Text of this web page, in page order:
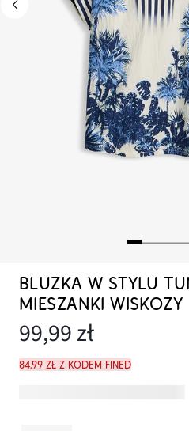
BLUZKA W STYLU
MIESZANKI WISKOZY
99,99 zł
84,99 zł z kodem FINED